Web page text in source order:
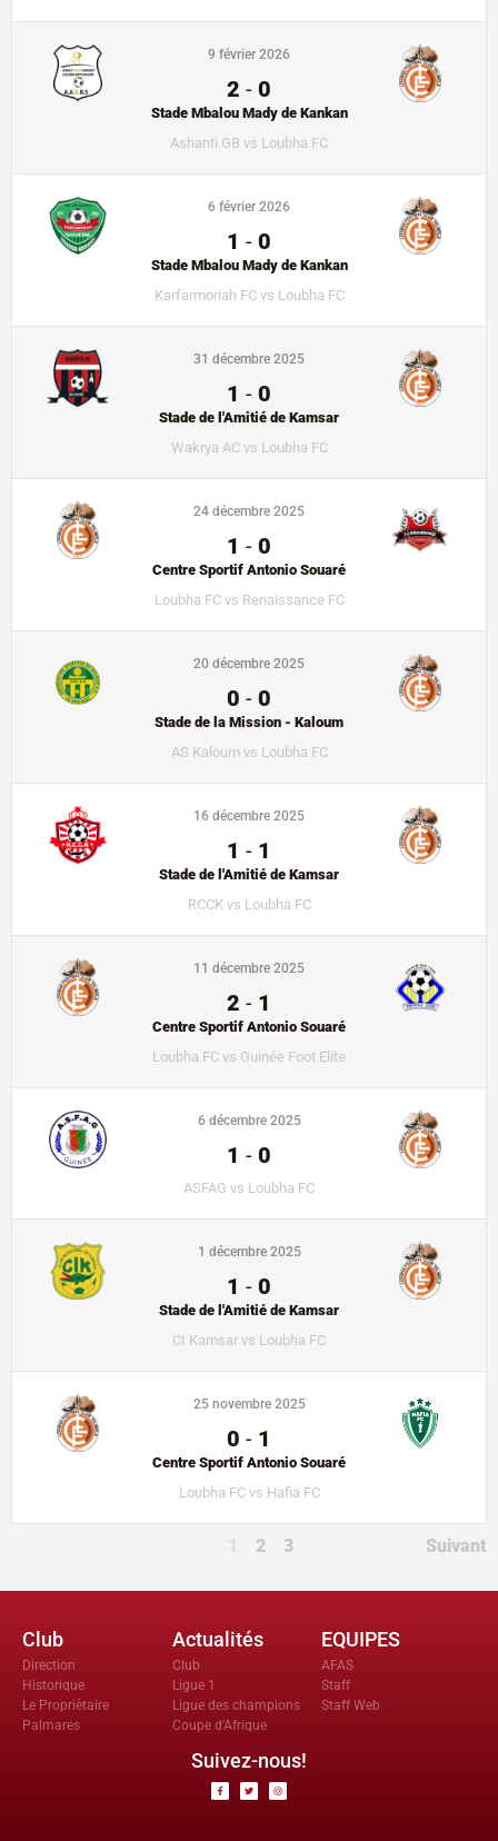
9 février 2026
2 - 0
Stade Mbalou Mady de Kankan
Ashanti GB vs Loubha FC
6 février 2026
1 - 0
Stade Mbalou Mady de Kankan
Karfarmoriah FC vs Loubha FC
31 décembre 2025
1 - 0
Stade de l'Amitié de Kamsar
Wakrya AC vs Loubha FC
24 décembre 2025
1 - 0
Centre Sportif Antonio Souaré
Loubha FC vs Renaissance FC
20 décembre 2025
0 - 0
Stade de la Mission - Kaloum
AS Kaloum vs Loubha FC
16 décembre 2025
1 - 1
Stade de l'Amitié de Kamsar
RCCK vs Loubha FC
11 décembre 2025
2 - 1
Centre Sportif Antonio Souaré
Loubha FC vs Guinée Foot Elite
6 décembre 2025
1 - 0
ASFAG vs Loubha FC
1 décembre 2025
1 - 0
Stade de l'Amitié de Kamsar
CI Kamsar vs Loubha FC
25 novembre 2025
0 - 1
Centre Sportif Antonio Souaré
Loubha FC vs Hafia FC
2 3 Suivant
Club
Direction
Historique
Le Propriètaire
Palmares
Actualités
Club
Ligue 1
Ligue des champions
Coupe d'Afrique
EQUIPES
AFAS
Staff
Staff Web
Suivez-nous!